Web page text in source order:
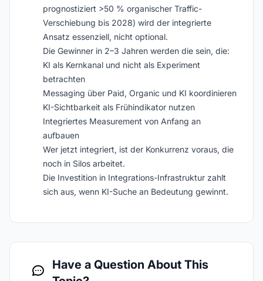
prognostiziert >50 % organischer Traffic-
Verschiebung bis 2028) wird der integrierte
Ansatz essenziell, nicht optional.
Die Gewinner in 2–3 Jahren werden die sein, die:
KI als Kernkanal und nicht als Experiment
betrachten
Messaging über Paid, Organic und KI koordinieren
KI-Sichtbarkeit als Frühindikator nutzen
Integriertes Measurement von Anfang an
aufbauen
Wer jetzt integriert, ist der Konkurrenz voraus, die
noch in Silos arbeitet.
Die Investition in Integrations-Infrastruktur zahlt
sich aus, wenn KI-Suche an Bedeutung gewinnt.
Have a Question About This